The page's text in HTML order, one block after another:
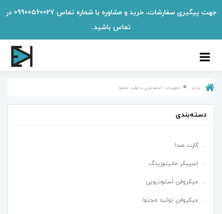
جهت پیگیری سفارشات، خرید و مشاوره با شماره تماس 09900560027 در
تماس باشید.
خانه تجهیزات استودیویی و تولید محتوا
دسته‌بندی
کارت صدا
اسپیکر مانیتورینگ
میکروفن استودیویی
میکروفن تولید محتوا